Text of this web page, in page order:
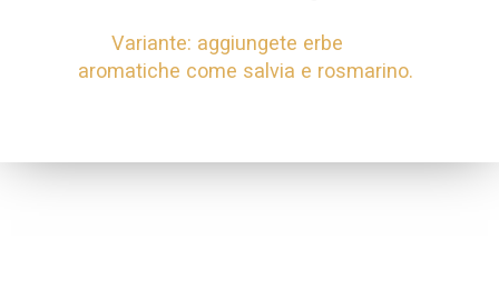
Variante: aggiungete erbe
aromatiche come salvia e rosmarino.